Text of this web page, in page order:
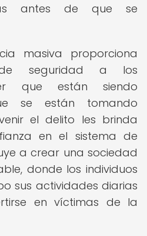
antes de que se
masiva proporciona
seguridad a los
que están siendo
se están tomando
el delito les brinda
en el sistema de
a crear una sociedad
donde los individuos
sus actividades diarias
en víctimas de la